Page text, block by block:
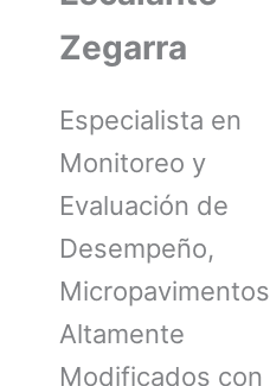
Zegarra
Especialista en
Monitoreo y
Evaluación de
Desempeño,
Micropavimentos
Altamente
Modificados con